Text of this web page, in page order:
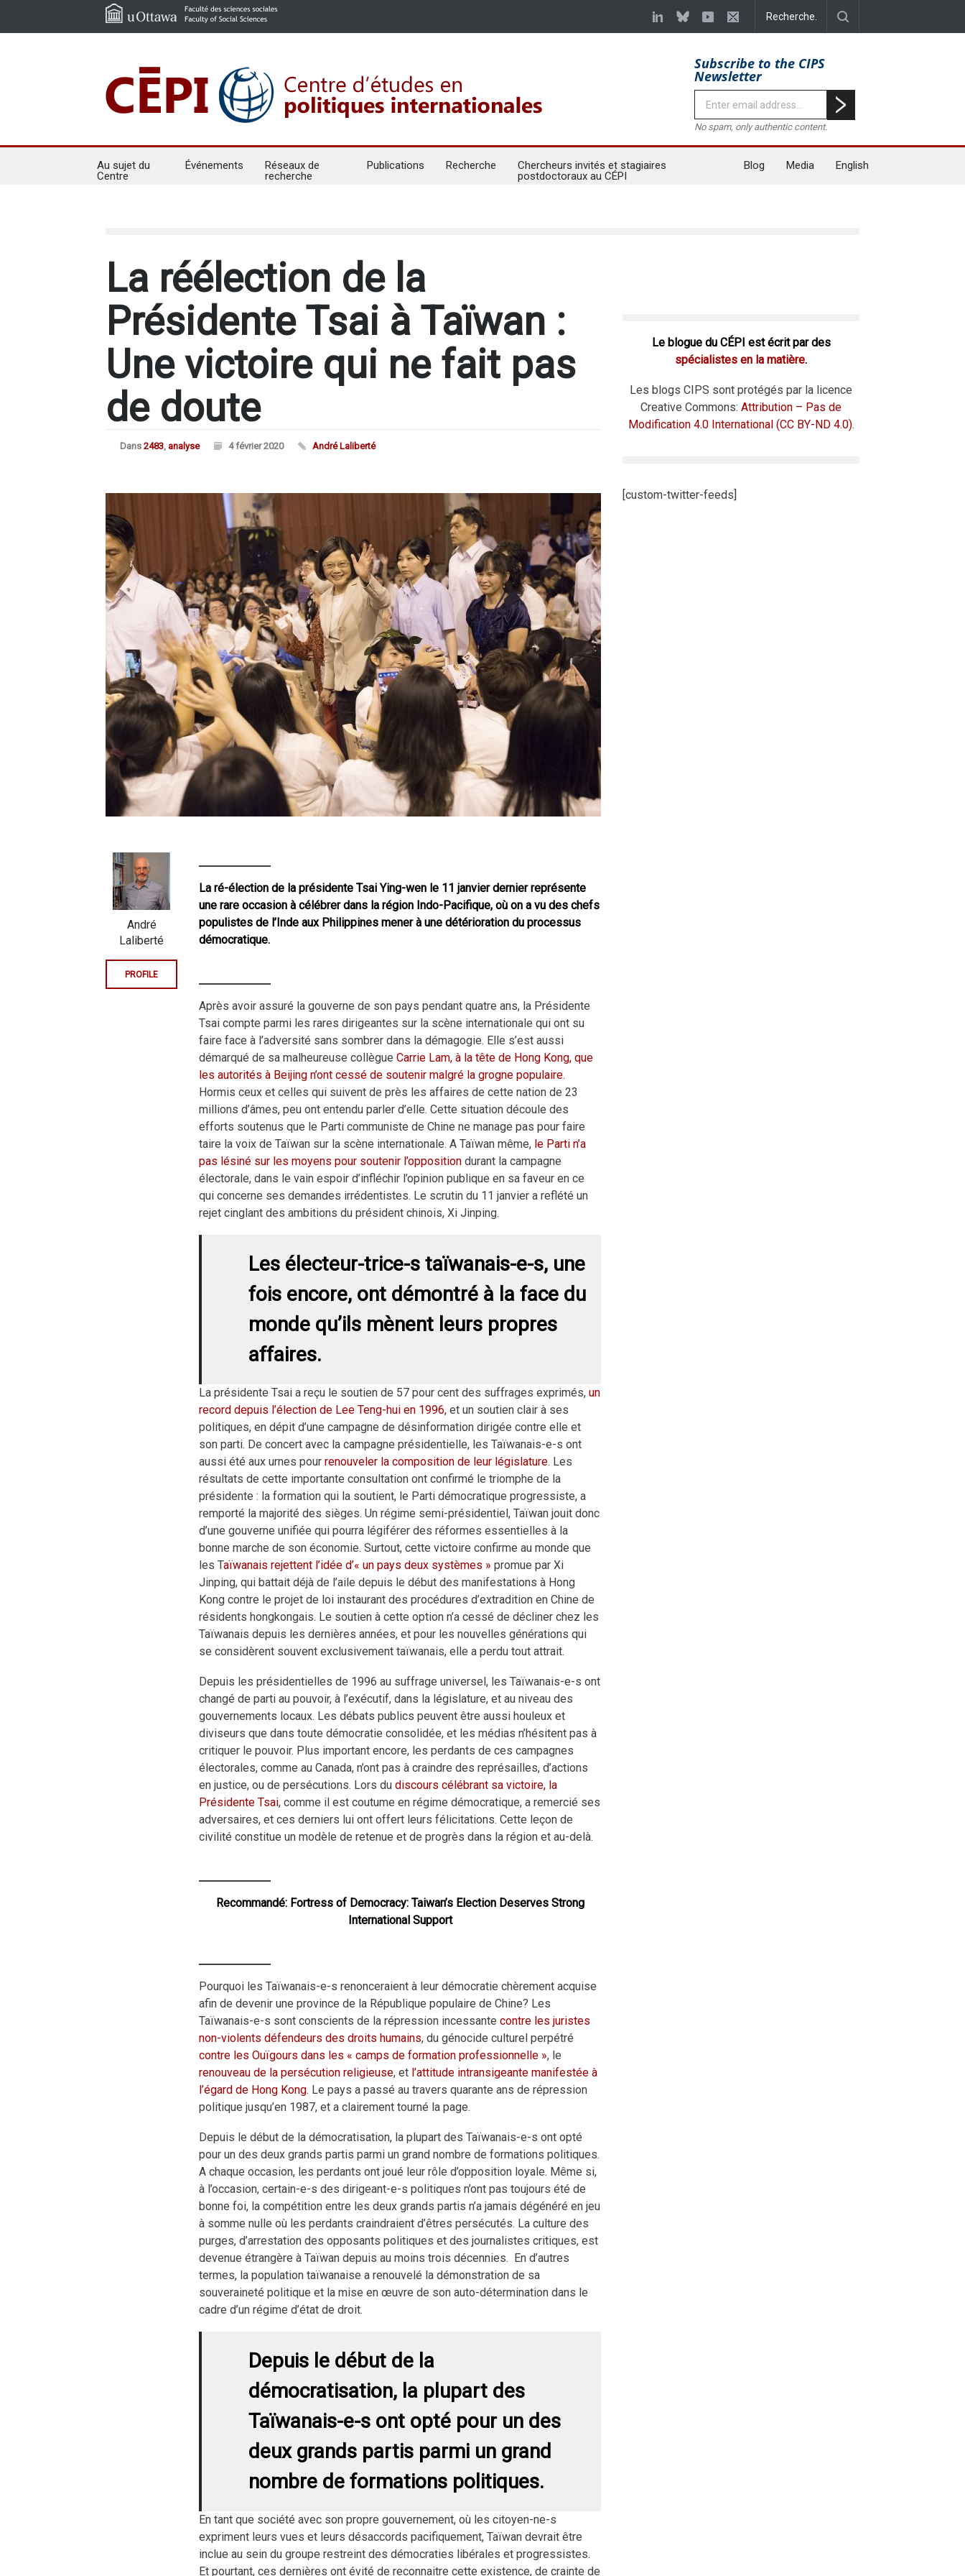
Subscribe to the CIPS
Newsletter
No spam, only authentic content.
Au sujet du
Centre
Événements
Réseaux de
recherche
Publications Recherche
Chercheurs invités et stagiaires
postdoctoraux au CÉPI
Blog Media English
La réélection de la
Présidente Tsai à Taïwan :
Une victoire qui ne fait pas
de doute
Dans 2483, analyse 4 février 2020 André Laliberté
La ré-élection de la présidente Tsai Ying-wen le 11 janvier dernierreprésente
une rare occasion à célébrer dans la région Indo-Pacifique, où on a vu des chefs
populistes de l’Inde aux Philippines mener à une détérioration du processus
démocratique.
Après avoir assuré la gouverne de son pays pendant quatre ans, la Présidente
Tsai compte parmi les rares dirigeantes sur la scène internationale qui ont su
faire face à l’adversité sans sombrer dans la démagogie. Elle s’est aussi
démarqué de sa malheureuse collègue Carrie Lam, à la tête de Hong Kong, que
les autorités à Beijing n’ont cessé de soutenir malgré la grogne populaire.
Hormis ceux et celles qui suivent de près les affaires de cette nation de 23
millions d’âmes, peu ont entendu parler d’elle. Cette situation découle des
efforts soutenus que le Parti communiste de Chine ne manage pas pour faire
taire la voix de Taïwan sur la scène internationale. A Taïwan même, le Parti n’a
pas lésiné sur les moyens pour soutenir l’opposition durant la campagne
électorale, dans le vain espoir d’infléchir l’opinion publique en sa faveur en ce
qui concerne ses demandes irrédentistes. Le scrutin du 11 janvier a reflété un
rejet cinglant des ambitions du président chinois, Xi Jinping.
Les électeur-trice-s taïwanais-e-s, une
fois encore, ont démontré à la face du
monde qu’ils mènent leurs propres
affaires.
La présidente Tsai a reçu le soutien de 57 pour cent des suffrages exprimés, un
record depuis l’élection de Lee Teng-hui en 1996, et un soutien clair à ses
politiques, en dépit d’une campagne de désinformation dirigée contre elle et
son parti. De concert avec la campagne présidentielle, les Taïwanais-e-s ont
aussi été aux urnes pour renouveler la composition de leur législature. Les
résultats de cette importante consultation ont confirmé le triomphe de la
présidente : la formation qui la soutient, le Parti démocratique progressiste, a
remporté la majorité des sièges. Un régime semi-présidentiel, Taïwan jouit donc
d’une gouverne unifiée qui pourra légiférer des réformes essentielles à la
bonne marche de son économie. Surtout, cette victoire confirme au monde que
les Taïwanais rejettent l’idée d’« un pays deux systèmes » promue par Xi
Jinping, qui battait déjà de l’aile depuis le début des manifestations à Hong
Kong contre le projet de loi instaurant des procédures d’extradition en Chine de
résidents hongkongais. Le soutien à cette option n’a cessé de décliner chez les
Taïwanais depuis les dernières années, et pour les nouvelles générations qui
se considèrent souvent exclusivement taïwanais, elle a perdu tout attrait.
Depuis les présidentielles de 1996 au suffrage universel, les Taïwanais-e-s ont
changé de parti au pouvoir, à l’exécutif, dans la législature, et au niveau des
gouvernements locaux. Les débats publics peuvent être aussi houleux et
diviseurs que dans toute démocratie consolidée, et les médias n’hésitent pas à
critiquer le pouvoir. Plus important encore, les perdants de ces campagnes
électorales, comme au Canada, n’ont pas à craindre des représailles, d’actions
en justice, ou de persécutions. Lors du discours célébrant sa victoire, la
Présidente Tsai, comme il est coutume en régime démocratique, a remercié ses
adversaires, et ces derniers lui ont offert leurs félicitations. Cette leçon de
civilité constitue un modèle de retenue et de progrès dans la région et au-delà.
Recommandé: Fortress of Democracy: Taiwan’s Election Deserves Strong
International Support
Pourquoi les Taïwanais-e-s renonceraient à leur démocratie chèrement acquise
afin de devenir une province de la République populaire de Chine? Les
Taïwanais-e-s sont conscients de la répression incessante contre les juristes
non-violents défendeurs des droits humains, du génocide culturel perpétré
contre les Ouïgours dans les « camps de formation professionnelle », le
renouveau de la persécution religieuse, et l’attitude intransigeante manifestée à
l’égard de Hong Kong. Le pays a passé au travers quarante ans de répression
politique jusqu’en 1987, et a clairement tourné la page.
Depuis le début de la démocratisation, la plupart des Taïwanais-e-s ont opté
pour un des deux grands partis parmi un grand nombre de formations politiques.
A chaque occasion, les perdants ont joué leur rôle d’opposition loyale. Même si,
à l’occasion, certain-e-s des dirigeant-e-s politiques n’ont pas toujours été de
bonne foi, la compétition entre les deux grands partis n’a jamais dégénéré en jeu
à somme nulle où les perdants craindraient d’êtres persécutés. La culture des
purges, d’arrestation des opposants politiques et des journalistes critiques, est
devenue étrangère à Taïwan depuis au moins trois décennies. En d’autres
termes, la population taïwanaise a renouvelé la démonstration de sa
souveraineté politique et la mise en œuvre de son auto-détermination dans le
cadre d’un régime d’état de droit.
Depuis le début de la
démocratisation, la plupart des
Taïwanais-e-s ont opté pour un des
deux grands partis parmi un grand
nombre de formations politiques.
En tant que société avec son propre gouvernement, où les citoyen-ne-s
expriment leurs vues et leurs désaccords pacifiquement, Taïwan devrait être
inclue au sein du groupe restreint des démocraties libérales et progressistes.
Et pourtant, ces dernières ont évité de reconnaitre cette existence, de crainte de
André
Laliberté
PROFILE
Le blogue du CÉPI est écrit par des
spécialistes en la matière.
Les blogs CIPS sont protégés par la licence
Creative Commons: Attribution – Pas de
Modification 4.0 International (CC BY-ND 4.0).
[custom-twitter-feeds]